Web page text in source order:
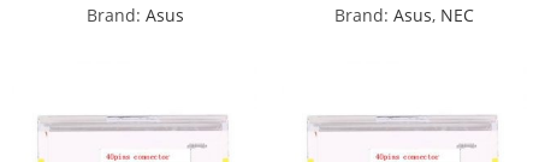
Brand: Asus, NEC
Brand: Asus